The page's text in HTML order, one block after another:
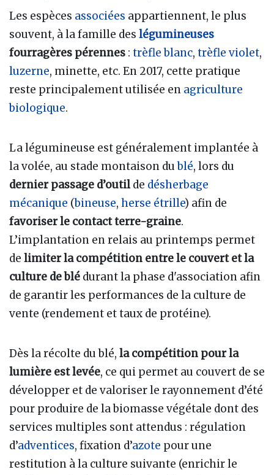
Les espèces associées appartiennent, le plus
souvent, à la famille des légumineuses
fourragères pérennes : trèfle blanc, trèfle violet,
luzerne, minette, etc. En 2017, cette pratique
reste principalement utilisée en agriculture
biologique.
La légumineuse est généralement implantée à
la volée, au stade montaison dublé, lors du
dernier passage d’outilde désherbage
mécanique (bineuse, herse étrille) afin de
favoriser le contact terre-graine.
L’implantation en relais au printemps permet
de limiter la compétition entre le couvert et la
culture de blé durant la phase d'association afin
de garantir les performances de la culture de
vente (rendement et taux de protéine).
Dès la récolte du blé, la compétition pour la
lumière est levée, ce qui permet au couvert de se
développer et de valoriser le rayonnement d’été
pour produire de la biomasse végétale dont des
services multiples sont attendus : régulation
d’adventices, fixation d’azote pour une
restitution à la culture suivante (enrichir le